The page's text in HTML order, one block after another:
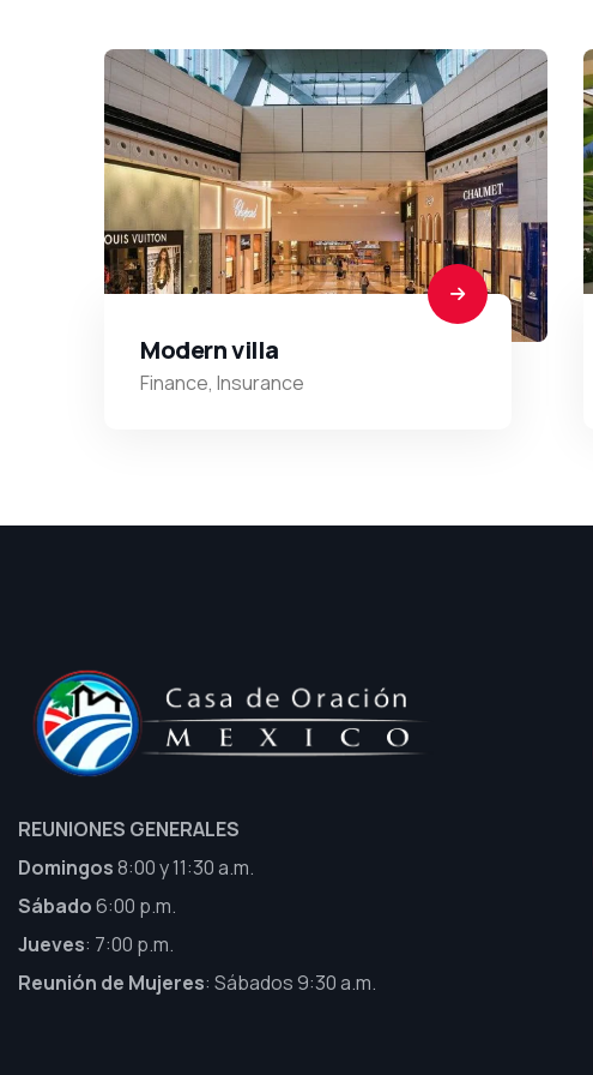
Modern villa
Finance, Insurance
REUNIONES GENERALES
Domingos8:00 y 11:30 a.m.
Sábado6:00 p.m.
Jueves: 7:00 p.m.
Reunión de Mujeres: Sábados 9:30 a.m.